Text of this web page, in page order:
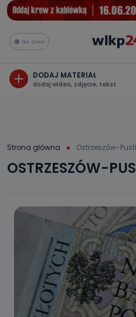
Na żywo
DODAJ MATERIAŁ
dodaj wideo, zdjęcie, tekst
Strona główna Ostrzeszów-
OSTRZESZÓW-